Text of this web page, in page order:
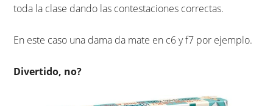
toda la clase dando las contestaciones correctas.
En este caso una dama da mate en c6 y f7 por ejemplo.
Divertido, no?